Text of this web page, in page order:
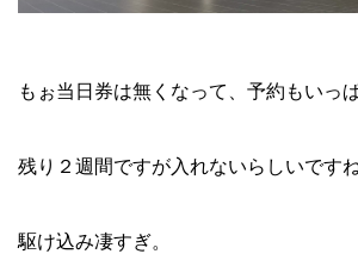
もぉ当日券は無くなって、予約もいっ
残り２週間ですが入れないらしいですね
駆け込み凄すぎ。